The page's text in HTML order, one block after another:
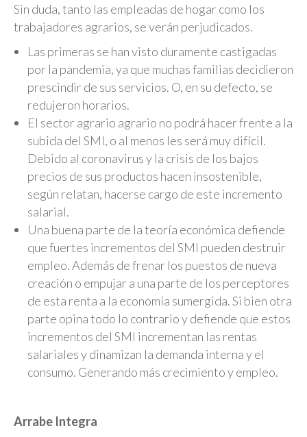
Sin duda, tanto las empleadas de hogar como los
trabajadores agrarios, se verán perjudicados.
Las primeras se han visto duramente castigadas
por la pandemia, ya que muchas familias decidieron
prescindir de sus servicios. O, en su defecto, se
redujeron horarios.
El sector agrario agrario no podrá hacer frente a la
subida del SMI, o al menos les será muy difícil.
Debido al coronavirus y la crisis de los bajos
precios de sus productos hacen insostenible,
según relatan, hacerse cargo de este incremento
salarial.
Una buena parte de la teoría económica defiende
que fuertes incrementos del SMI pueden destruir
empleo. Además de frenar los puestos de nueva
creación o empujar a una parte de los perceptores
de esta renta a la economía sumergida. Si bien otra
parte opina todo lo contrario y defiende que estos
incrementos del SMI incrementan las rentas
salariales y dinamizan la demanda interna y el
consumo. Generando más crecimiento y empleo.
Arrabe Integra